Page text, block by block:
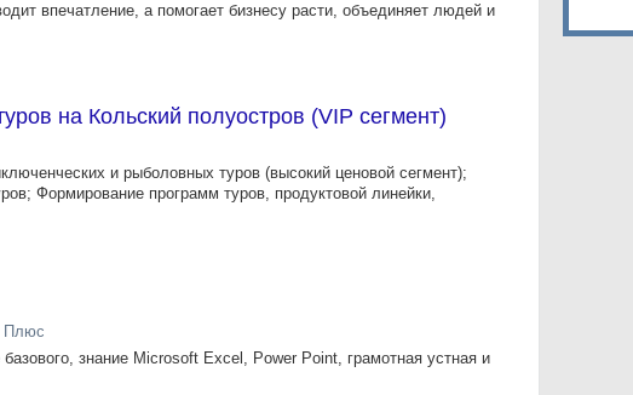
впечатление, а помогает бизнесу расти, объединяет людей и
на Кольский полуостров (VIP сегмент)
и рыболовных туров (высокий ценовой сегмент);
Формирование программ туров, продуктовой линейки,
Плюс
знание Microsoft Excel, Power Point, грамотная устная и